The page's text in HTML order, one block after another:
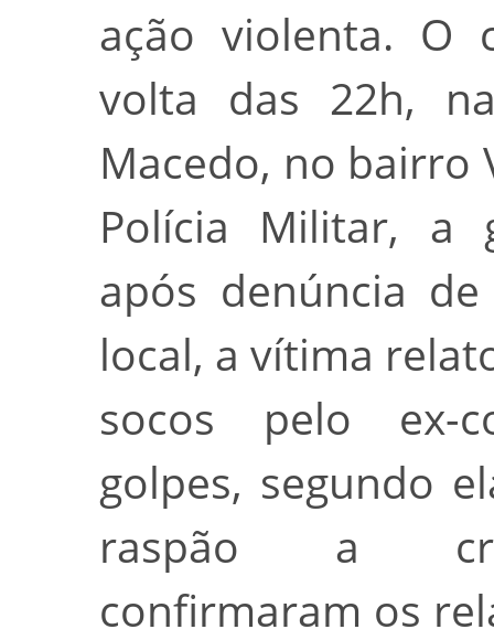
ação violenta. O
volta das 22h,
Macedo, no bairro
Polícia Militar, a
após denúncia
local, a vítima
socos pelo ex-
golpes, segundo
raspão a
confirmaram os